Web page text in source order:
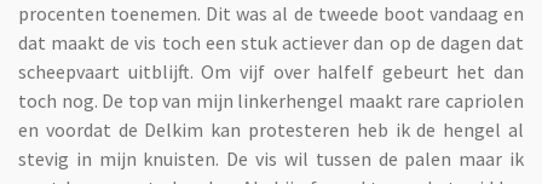
procenten toenemen. Dit was al de tweede boot vandaag en
dat maakt de vis toch een stuk actiever dan op de dagen dat
scheepvaart uitblijft. Om vijf over halfelf gebeurt het dan
toch nog. De top van mijn linkerhengel maakt rare capriolen
en voordat de Delkim kan protesteren heb ik de hengel al
stevig in mijn knuisten. De vis wil tussen de palen maar ik